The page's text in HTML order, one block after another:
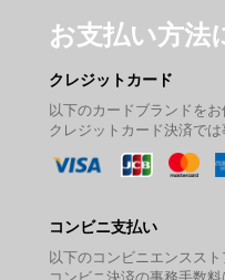
お支払い方法
クレジットカード
以下のカードブランドをお
クレジットカード決済では
コンビニ支払い
以下のコンビニエンスス